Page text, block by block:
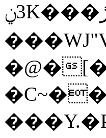
3ݧK���ڙՑ툃 ��y�ˉ� ϥ7닜'��� Z�ta�+/1!
�@�